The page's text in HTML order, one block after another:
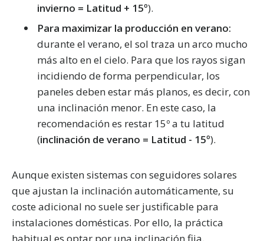
invierno = Latitud + 15º).
Para maximizar la producción en verano:
durante el verano, el sol traza un arco mucho
más alto en el cielo. Para que los rayos sigan
incidiendo de forma perpendicular, los
paneles deben estar más planos, es decir, con
una inclinación menor. En este caso, la
recomendación es restar 15º a tu latitud
(inclinación de verano = Latitud - 15º).
Aunque existen sistemas con seguidores solares
que ajustan la inclinación automáticamente, su
coste adicional no suele ser justificable para
instalaciones domésticas. Por ello, la práctica